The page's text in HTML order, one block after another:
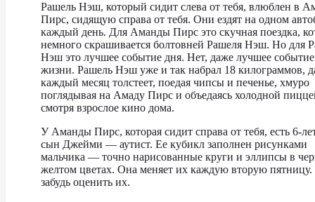
Рашель Нэш, который сидит слева от тебя, влюблен в
Пирс, сидящую справа от тебя. Они ездят на одном
каждый день. Для Аманды Пирс это скучная поездка,
немного скрашивается болтовней Рашеля Нэш. Но для
Нэш это лучшее событие дня. Нет, даже лучшее событие
жизни. Рашель Нэш уже и так набрал 18 килограммов,
каждый месяц толстеет, поедая чипсы и печенье, хмуро
поглядывая на Амаду Пирс и объедаясь холодной
смотря взрослое кино дома.
У Аманды Пирс, которая сидит справа от тебя, есть 6-
сын Джейми — аутист. Ее кубикл заполнен рисунками
мальчика — точно нарисованные круги и эллипсы в
желтом цветах. Она меняет их каждую вторую
забудь оценить их.